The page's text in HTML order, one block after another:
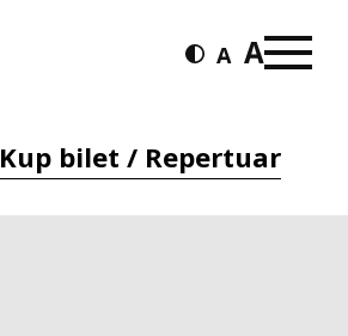
Kup bilet / Repertuar